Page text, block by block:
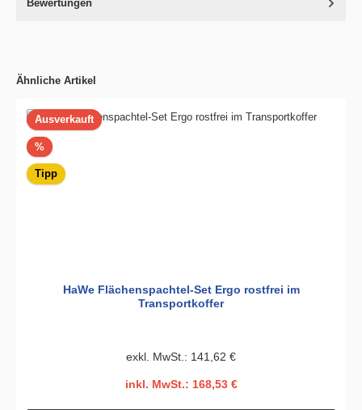
Bewertungen
Ähnliche Artikel
Ausverkauft
%Rabatt
Tipp
HaWe Flächenspachtel-Set Ergo rostfrei im
Transportkoffer
exkl. MwSt.: 141,62 €
inkl. MwSt.: 168,53 €